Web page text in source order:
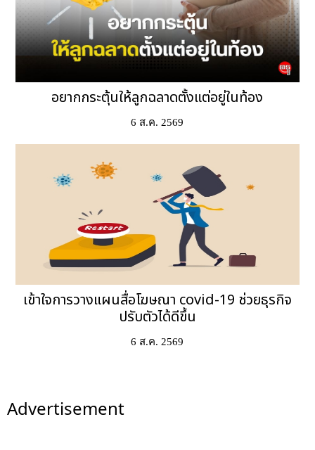
อยากกระตุ้นให้ลูกฉลาดตั้งแต่อยู่ในท้อง
6 ส.ค. 2569
เข้าใจการวางแผนสื่อโฆษณา covid-19 ช่วยธุรกิจ
ปรับตัวได้ดีขึ้น
6 ส.ค. 2569
Advertisement